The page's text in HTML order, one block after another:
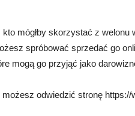
mógłby skorzystać z welonu
spróbować sprzedać go
mogą go przyjąć jako
odwiedzić stronę https://